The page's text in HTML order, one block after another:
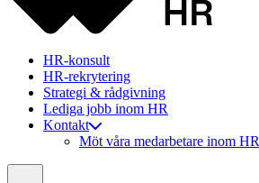
HR-konsult
HR-rekrytering
Strategi & rådgivning
Lediga jobb inom HR
Kontakt
Möt våra medarbetare inom HR